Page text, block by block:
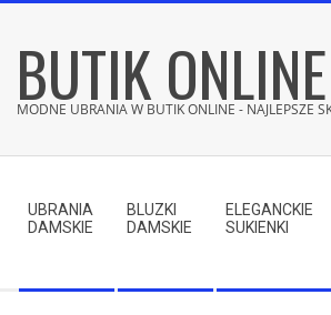
contentBUTIK
MODNE UBRANIA W BUTIK ONLINE - NAJLEPSZE
Menu
UBRANIA
DAMSKIE
BLUZKI
DAMSKIE
ELEGANCKIE
SUKIENKI